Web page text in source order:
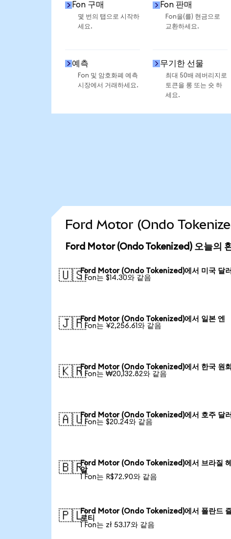
Fon 구매
몇 번의 탭으로 시작하
세요.
Fon 판매
Fon을(를) 현금으로
교환하세요.
예측
Fon 및 암호화폐 예측
시장에서 거래하세요.
무기한 선물
최대 50배 레버리지로
토큰을 롱 또는 숏 하
세요.
Ford Motor (Ondo
Ford Motor (Ondo Tokenized) 오늘의
🇺🇸Ford Motor (Ondo Tokenized)에서 미국 달러
1 Fon는 $14.30와 같음
🇯🇵Ford Motor (Ondo Tokenized)에서 일본 엔
1 Fon는 ¥2,256.61와 같음
🇰🇷Ford Motor (Ondo Tokenized)에서 한국 원
1 Fon는 ₩20,132.82와 같음
🇦🇺Ford Motor (Ondo Tokenized)에서 호주 달러
1 Fon는 $20.24와 같음
🇧🇷Ford Motor (Ondo Tokenized)에서 브라질 헤
알
1 Fon는 R$72.90와 같음
🇵🇱Ford Motor (Ondo Tokenized)에서 폴란드
로티
1 Fon는 zł 53.17와 같음